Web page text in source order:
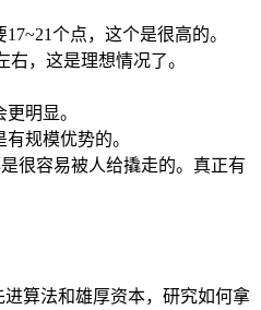
个点，这个是很高的。
，这是理想情况了。
明显。
规模优势的。
很容易被人给撬走的。真正有
算法和雄厚资本，研究如何拿